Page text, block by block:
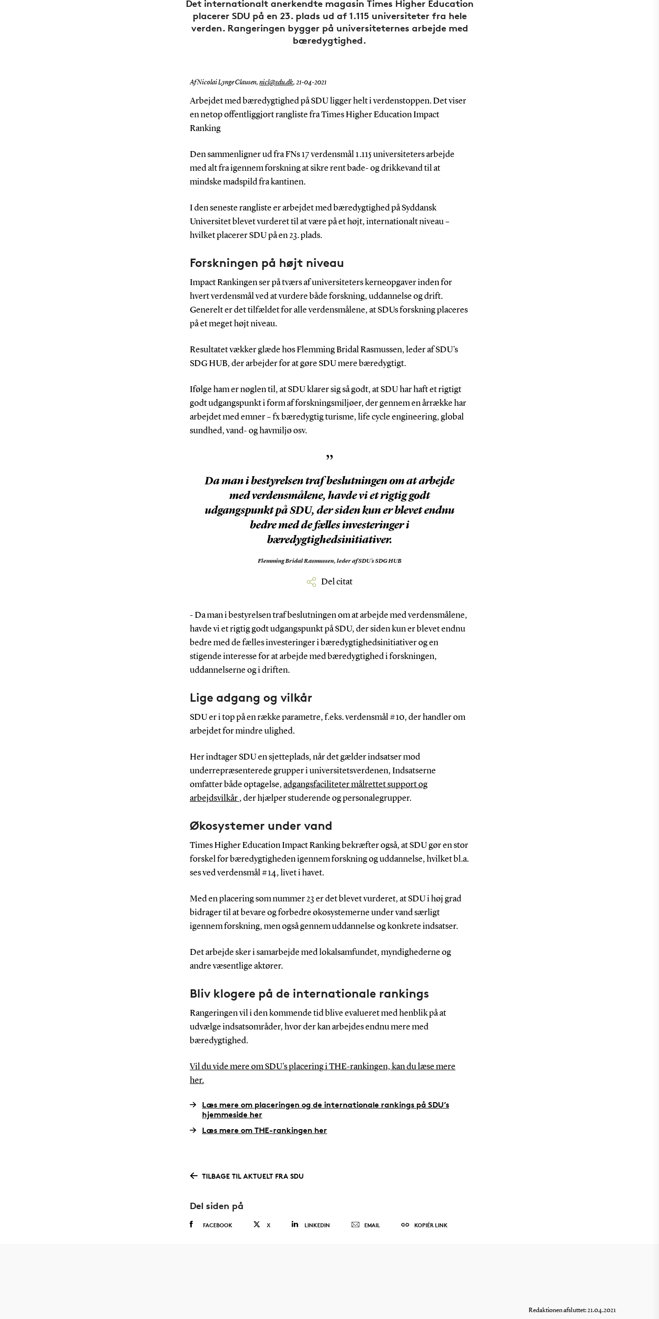
Det internationalt anerkendte magasin Times Higher Education
placerer SDU på en 23. plads ud af 1.115 universiteter fra hele
verden. Rangeringen bygger på universiteternes arbejde med
bæredygtighed.
Af Nicolai Lynge Clausen, nicl@sdu.dk, 21-04-2021
Arbejdet med bæredygtighed på SDU ligger helt i verdenstoppen. Det viser
en netop offentliggjort rangliste fra Times Higher Education Impact
Ranking
Den sammenligner ud fra FNs 17 verdensmål 1.115 universiteters arbejde
med alt fra igennem forskning at sikre rent bade- og drikkevand til at
mindske madspild fra kantinen.
I den seneste rangliste er arbejdet med bæredygtighed på Syddansk
Universitet blevet vurderet til at være på et højt, internationalt niveau –
hvilket placerer SDU på en 23. plads.
Forskningen på højt niveau
Impact Rankingen ser på tværs af universiteters kerneopgaver inden for
hvert verdensmål ved at vurdere både forskning, uddannelse og drift.
Generelt er det tilfældet for alle verdensmålene, at SDUs forskning placeres
på et meget højt niveau.
Resultatet vækker glæde hos Flemming Bridal Rasmussen, leder af SDU's
SDG HUB, der arbejder for at gøre SDU mere bæredygtigt.
Ifølge ham er nøglen til, at SDU klarer sig så godt, at SDU har haft et rigtigt
godt udgangspunkt i form af forskningsmiljøer, der gennem en årrække har
arbejdet med emner – fx bæredygtig turisme, life cycle engineering, global
sundhed, vand- og havmiljø osv.
”
Da man i bestyrelsen traf beslutningen om at arbejde
med verdensmålene, havde vi et rigtig godt
udgangspunkt på SDU, der siden kun er blevet endnu
bedre med de fælles investeringer i
bæredygtighedsinitiativer.
Flemming Bridal Rasmussen, leder af SDU’s SDG HUB
Del citat
- Da man i bestyrelsen traf beslutningen om at arbejde med verdensmålene,
havde vi et rigtig godt udgangspunkt på SDU, der siden kun er blevet endnu
bedre med de fælles investeringer i bæredygtighedsinitiativer og en
stigende interesse for at arbejde med bæredygtighed i forskningen,
uddannelserne og i driften.
Lige adgang og vilkår
SDU er i top på en række parametre, f.eks. verdensmål #10, der handler om
arbejdet for mindre ulighed.
Her indtager SDU en sjetteplads, når det gælder indsatser mod
underrepræsenterede grupper i universitetsverdenen, Indsatserne
omfatter både optagelse, adgangsfaciliteter målrettet support og
arbejdsvilkår , der hjælper studerende og personalegrupper.
Økosystemer under vand
Times Higher Education Impact Ranking bekræfter også, at SDU gør en stor
forskel for bæredygtigheden igennem forskning og uddannelse, hvilket bl.a.
ses ved verdensmål #14, livet i havet.
Med en placering som nummer 23 er det blevet vurderet, at SDU i høj grad
bidrager til at bevare og forbedre økosystemerne under vand særligt
igennem forskning, men også gennem uddannelse og konkrete indsatser.
Det arbejde sker i samarbejde med lokalsamfundet, myndighederne og
andre væsentlige aktører.
Bliv klogere på de internationale rankings
Rangeringen vil i den kommende tid blive evalueret med henblik på at
udvælge indsatsområder, hvor der kan arbejdes endnu mere med
bæredygtighed.
Vil du vide mere om SDU's placering i THE-rankingen, kan du læse mere
her.
Læs mere om placeringen og de internationale rankings på SDU’s
hjemmeside her
Læs mere om THE-rankingen her
TILBAGE TIL AKTUELT FRA SDU
Del siden på
FACEBOOK X LINKEDIN EMAIL KOPIÉR LINK
Redaktionen afsluttet: 21.04.2021